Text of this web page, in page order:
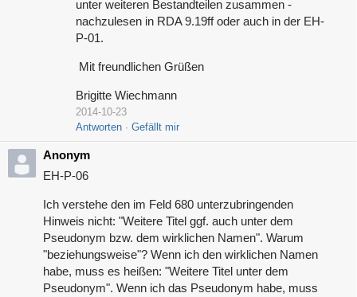
unter weiteren Bestandteilen zusammen -
nachzulesen in RDA 9.19ff oder auch in der EH-
P-01.
Mit freundlichen Grüßen
Brigitte Wiechmann
2014-10-23
Antworten
Gefällt mir
Anonym
EH-P-06
Ich verstehe den im Feld 680 unterzubringenden
Hinweis nicht: "Weitere Titel ggf. auch unter dem
Pseudonym bzw. dem wirklichen Namen". Warum
"beziehungsweise"? Wenn ich den wirklichen Namen
habe, muss es heißen: "Weitere Titel unter dem
Pseudonym". Wenn ich das Pseudonym habe, muss